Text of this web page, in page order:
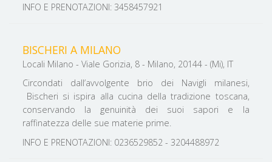
INFO E PRENOTAZIONI: 3458457921
BISCHERI A MILANO
Locali Milano - Viale Gorizia, 8 - Milano, 20144 - (Mi), IT
Circondati dall’avvolgente brio dei Navigli milanesi,
Bischeri si ispira alla cucina della tradizione toscana,
conservando la genuinità dei suoi sapori e la
raffinatezza delle sue materie prime.
INFO E PRENOTAZIONI: 0236529852 - 3204488972